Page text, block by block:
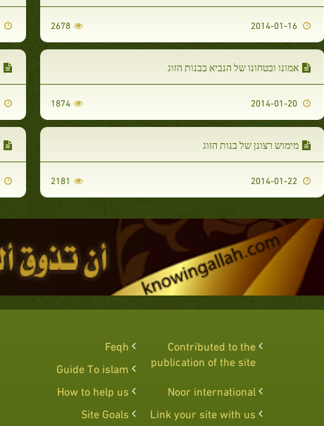
2014-01-16
2678
אמונו ובטחונו של הנביא בבנות הזוג
2014-01-20
1874
מימוש רצונן של בנות הזוג
2181
Contributed to the
publication of the site
Feqh
Guide To islam
Noor international
How to help us
Link your site with us
Site Goals